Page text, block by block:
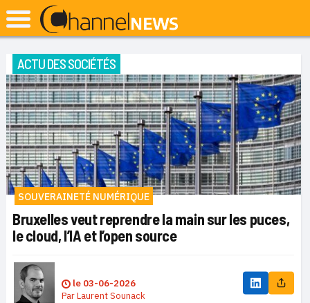
ACTU DES SOCIÉTÉS
SOUVERAINETÉ NUMÉRIQUE
Bruxelles veut reprendre la main sur les puces,
le cloud, l’IA et l’open source
le 03-06-2026
ParLaurent Sounack